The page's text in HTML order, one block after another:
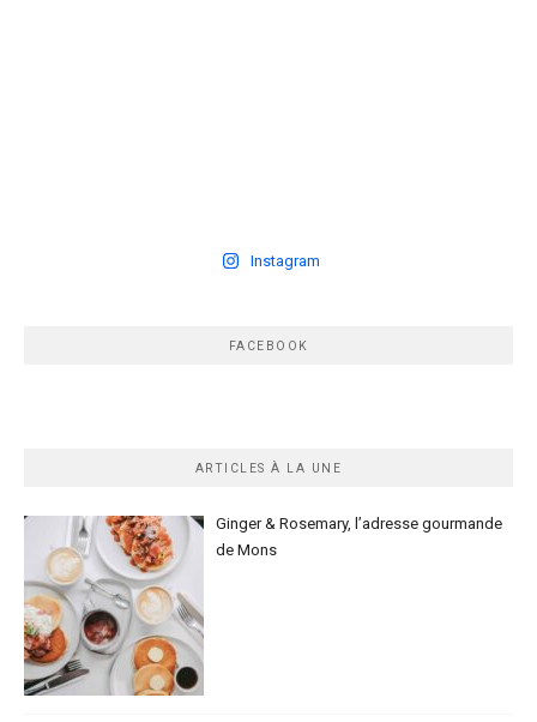
Instagram
FACEBOOK
ARTICLES À LA UNE
Ginger & Rosemary, l’adresse gourmande
de Mons